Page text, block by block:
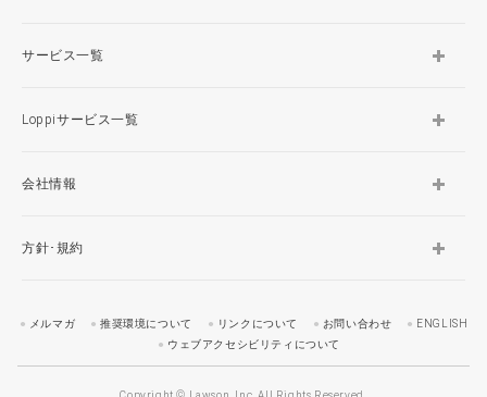
サービス一覧
Loppiサービス一覧
会社情報
方針･規約
メルマガ 推奨環境について リンクについて お問い合わせ
ENGLISH
ウェブアクセシビリティについて